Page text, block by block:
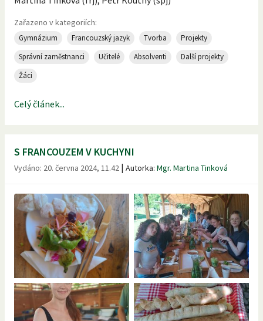
Zařazeno v kategoriích:
Gymnázium Francouzský jazyk Tvorba
Projekty
Správní zaměstnanci
Učitelé Absolventi
Další projekty
Žáci
Celý článek...
S FRANCOUZEM V KUCHYNI
Vydáno: 20. června 2024, 11.42 | Autorka: Mgr. Martina Tinková